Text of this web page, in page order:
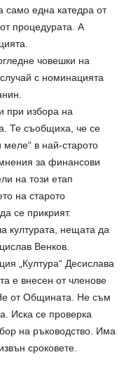
само една катедра от
процедурата. А
човешки на
с номинацията
при избора на
Те съобщиха, че се
меле“ в най-старото
за финансови
на този етап
на старото
се прикрият.
културата, нещата да
Венков.
„Култура“ Десислава
е внесен от членове
от Общината. Не съм
Иска се проверка
на ръководство. Има
сроковете.